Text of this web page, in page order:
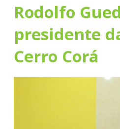
Rodolfo
presidente
Cerro Corá